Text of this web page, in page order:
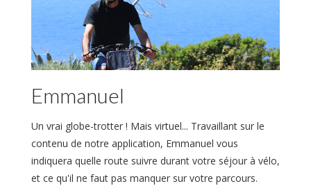
Emmanuel
Un vrai globe-trotter ! Mais virtuel... Travaillant sur le
contenu de notre application, Emmanuel vous
indiquera quelle route suivre durant votre séjour à vélo,
et ce qu'il ne faut pas manquer sur votre parcours.